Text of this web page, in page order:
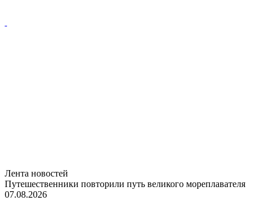
Лента новостей
Путешественники повторили путь великого мореплавателя
07.08.2026